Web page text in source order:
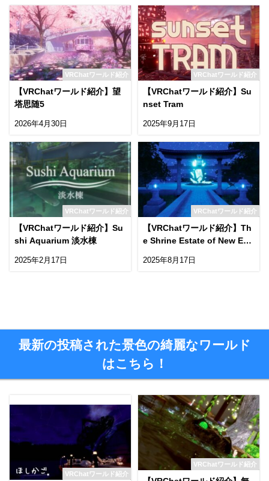
VRChatワールド紹介
【VRChatワールド紹介】望
塔思随5
2026年4月30日
VRChatワールド紹介
【VRChatワールド紹介】Su
nset Tram
2025年9月17日
VRChatワールド紹介
【VRChatワールド紹介】Su
shi Aquarium 淡水棟
2025年2月17日
VRChatワールド紹介
【VRChatワールド紹介】Th
e Shrine Estate of New Eart
2025年8月17日
最新の投稿された景色の綺麗なワールド
はこちら！
VRChatワールド紹介
VRChatワールド紹介